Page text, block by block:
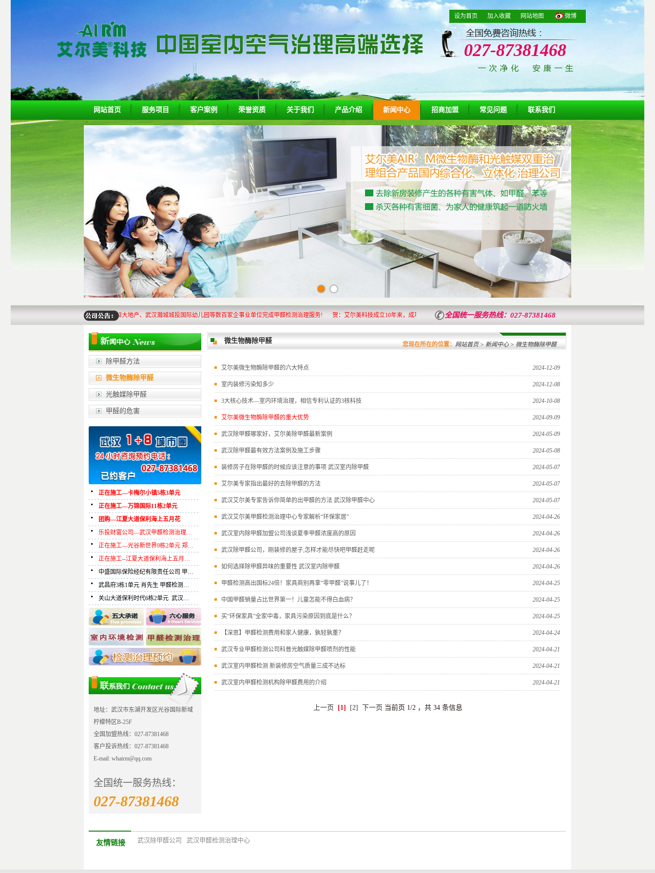
设为首页 加入收藏 网站地图 微博
027-87381468
网站首页 服务项目 客户案例 荣誉资质 关于我们 产品介绍 新闻中心 招商加盟 常见问题 联系我们
上一页 [1] 下一页
办公大楼、武汉洪山地税局、湖北恒大地产、武汉瀚城城投国际幼儿园等数百家企事业单位完成甲醛检测治理服务! 贺：艾尔美科技成立10年来，成功为20万武汉客户做室内空气检测治理服务，已为湖北省纪委办公大楼、省人大办公大楼、武汉洪
全国统一服务热线：027-87381468
除甲醛方法
微生物酶除甲醛
光触媒除甲醛
甲醛的危害
正在施工—卡梅尔小镇5栋3单元
正在施工—万锦国际11栋2单元
团购—江夏大道保利海上五月花
乐投财富公司—武汉甲醛检测治理…
正在施工—光谷新世界9栋2单元 郑…
正在施工--江夏大道保利海上五月…
中盛国际保险经纪有限责任公司 甲…
武昌府3栋1单元 肖先生 甲醛检测…
关山大道保利时代6栋2单元 武汉…
地址：武汉市东湖开发区光谷国际新域
柠檬特区B-25F
全国加盟热线：027-87381468
客户投诉热线：027-87381468
E-mail: whairm@qq.com
全国统一服务热线：
027-87381468
微生物酶除甲醛 您现在所在的位置： 网站首页> 新闻中心 > 微生物酶除甲醛
艾尔美微生物酶除甲醛的六大特点 2024-12-09
室内装修污染知多少 2024-12-08
3大核心技术—室内环境治理，相信专利认证的3核科技 2024-10-08
艾尔美微生物酶除甲醛的重大优势 2024-09-09
武汉除甲醛哪家好，艾尔美除甲醛最新案例 2024-05-09
武汉除甲醛最有效方法案例及施工步骤 2024-05-08
装修房子在除甲醛的时候应该注意的事项 武汉室内除甲醛 2024-05-07
艾尔美专家指出最好的去除甲醛的方法 2024-05-07
武汉艾尔美专家告诉你简单的出甲醛的方法 武汉除甲醛中心 2024-05-07
武汉艾尔美甲醛检测治理中心专家解析“环保家居” 2024-04-26
武汉室内除甲醛加盟公司浅谈夏季甲醛浓度高的原因 2024-04-26
武汉除甲醛公司，刚装修的屋子,怎样才能尽快吧甲醛赶走呢 2024-04-26
如何选择除甲醛异味的重要性 武汉室内除甲醛 2024-04-26
甲醛检测高出国标24倍！家具商别再拿“零甲醛”说事儿了！ 2024-04-25
中国甲醛销量占比世界第一！儿童怎能不得白血病？ 2024-04-25
买“环保家具”全家中毒，家具污染原因到底是什么？ 2024-04-25
【深思】甲醛检测费用和家人健康，孰轻孰重？ 2024-04-24
武汉专业甲醛检测公司科普光触媒除甲醛喷剂的性能 2024-04-21
武汉室内甲醛检测 新装修房空气质量三成不达标 2024-04-21
武汉室内甲醛检测机构除甲醛费用的介绍 2024-04-21
上一页 [1] [2] 下一页 当前页 1/2 ，共 34 条信息
友情链接 武汉除甲醛公司 武汉甲醛检测治理中心